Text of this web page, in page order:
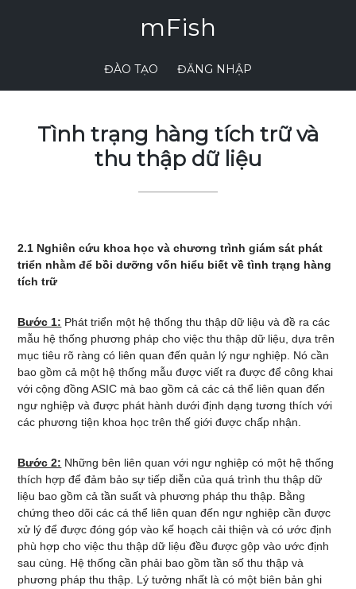
mFish
ĐÀO TẠO ĐĂNG NHẬP
Tình trạng hàng tích trữ và
thu thập dữ liệu
2.1 Nghiên cứu khoa học và chương trình giám sát phát
triển nhằm để bồi dưỡng vốn hiểu biết về tình trạng hàng
tích trữ
Bước 1: Phát triển một hệ thống thu thập dữ liệu và đề ra các
mẫu hệ thống phương pháp cho việc thu thập dữ liệu, dựa trên
mục tiêu rõ ràng có liên quan đến quản lý ngư nghiệp. Nó cần
bao gồm cả một hệ thống mẫu được viết ra được để công khai
với cộng đồng ASIC mà bao gồm cả các cá thể liên quan đến
ngư nghiệp và được phát hành dưới định dạng tương thích với
các phương tiện khoa học trên thế giới được chấp nhận.
Bước 2: Những bên liên quan với ngư nghiệp có một hệ thống
thích hợp để đảm bảo sự tiếp diễn của quá trình thu thập dữ
liệu bao gồm cả tần suất và phương pháp thu thập. Bằng
chứng theo dõi các cá thể liên quan đến ngư nghiệp cần được
xử lý để được đóng góp vào kế hoạch cải thiện và có ước định
phù hợp cho việc thu thập dữ liệu đều được gộp vào ước định
sau cùng. Hệ thống cần phải bao gồm tần số thu thập và
phương pháp thu thập. Lý tưởng nhất là có một biên bản ghi